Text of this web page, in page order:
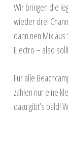
Wir bringen die
wieder drei
dann nen Mix
Electro – also
Für alle
zahlen nur eine
dazu gibt’s bald!